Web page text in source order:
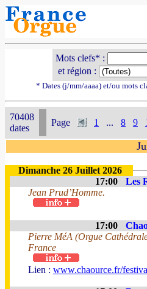
Mots clefs* :
et région :
* Dates (j/mm/aaaa) et/ou mots
70408
dates
Page 1 ... 8 9
Dimanche 26 Juillet 2026
17:00
Les
Jean Prud’Homme.
17:00
Pierre MéA (Orgue
France
Lien : www.chaource.fr/